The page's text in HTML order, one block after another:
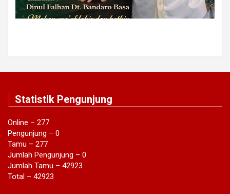
Statistik Pengunjung
Online – 277
Pengunjung – 0
Tamu – 277
Jumlah Pengunjung – 0
Jumlah Tamu – 42923
Total – 42923